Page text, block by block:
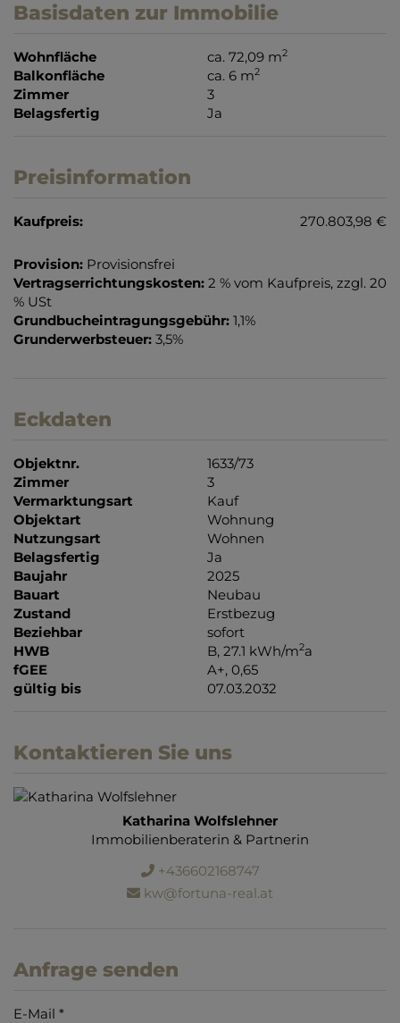
Basisdaten zur Immobilie
Wohnfläche ca. 72,09 m2
Balkonfläche ca. 6 m2
Zimmer
3
Belagsfertig
Ja
Preisinformation
Kaufpreis: 270.803,98 €
Provision: Provisionsfrei
Vertragserrichtungskosten: 2 % vom Kaufpreis, zzgl. 20
% USt
Grundbucheintragungsgebühr: 1,1%
Grunderwerbsteuer: 3,5%
Eckdaten
Objektnr.
1633/73
Zimmer
3
Vermarktungsart
Kauf
Objektart
Wohnung
Nutzungsart
Wohnen
Belagsfertig
Ja
Baujahr
2025
Bauart
Neubau
Zustand
Erstbezug
Beziehbar
sofort
HWB
B, 27.1 kWh/m2a
fGEE
A+, 0,65
gültig bis
07.03.2032
Kontaktieren Sie uns
Katharina Wolfslehner
Immobilienberaterin & Partnerin
+436602168747
kw@fortuna-real.at
Anfrage senden
E-Mail